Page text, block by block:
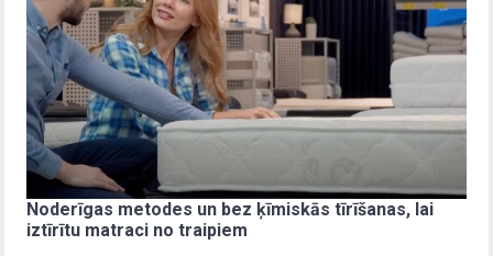
Noderīgas metodes un bez ķīmiskās tīrīšanas, lai
iztīrītu matraci no traipiem